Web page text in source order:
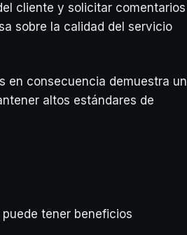
cliente y solicitar comentarios
sobre la calidad del servicio
en consecuencia demuestra un
altos estándares de
tener beneficios